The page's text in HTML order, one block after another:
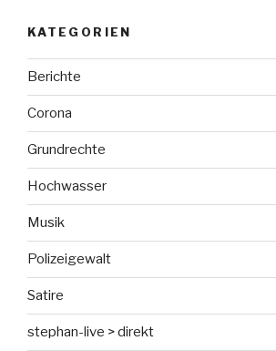
KATEGORIEN
Berichte
Corona
Grundrechte
Hochwasser
Musik
Polizeigewalt
Satire
stephan-live > direkt